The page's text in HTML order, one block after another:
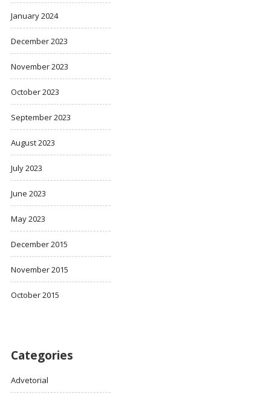
January 2024
December 2023
November 2023
October 2023
September 2023
August 2023
July 2023
June 2023
May 2023
December 2015
November 2015
October 2015
Categories
Advetorial